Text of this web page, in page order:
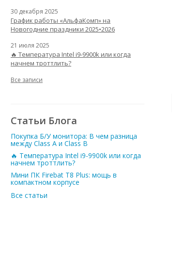
30 декабря 2025
График работы «АльфаКомп» на
Новогодние праздники 2025•2026
21 июля 2025
🔥 Температура Intel i9-9900k или когда
начнем троттлить?
Все записи
Статьи Блога
Покупка Б/У монитора: В чем разница
между Class A и Class B
🔥 Температура Intel i9-9900k или когда
начнем троттлить?
Мини ПК Firebat T8 Plus: мощь в
компактном корпусе
Все статьи